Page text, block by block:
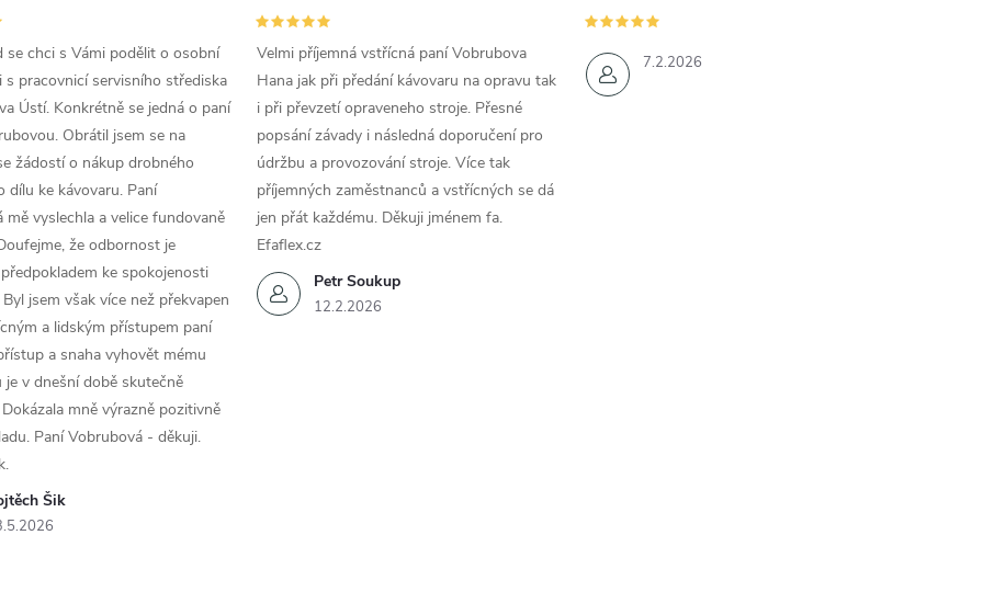
Šik
se chci s Vámi podělit o osobní
s pracovnicí servisního střediska
Ústí. Konkrétně se jedná o paní
Obrátil jsem se na
žádostí o nákup drobného
dílu ke kávovaru. Paní
mě vyslechla a velice fundovaně
že odbornost je
ke spokojenosti
jsem však více než překvapen
a lidským přístupem paní
a snaha vyhovět mému
je v dnešní době skutečně
mně výrazně pozitivně
Paní Vobrubová - děkuji.
Petr Soukup
12.2.2026
Velmi příjemná vstřícná paní Vobrubova
Hana jak při předání kávovaru na opravu tak
i při převzetí opraveneho stroje. Přesné
popsání závady i následná doporučení pro
údržbu a provozování stroje. Více tak
příjemných zaměstnanců a vstřícných se dá
jen přát každému. Děkuji jménem fa.
Efaflex.cz
7.2.2026